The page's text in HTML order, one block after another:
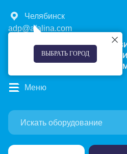
Челябинск
ВЫБРАТЬ ГОРОД
adp@afalina.com
УВАЖАЕМЫЕ КЛИЕНТЫ! В
КУРСОМ ВАЛЮТ, ЦЕНЫ МОГУТ
УТОЧНЯТЬ АКТУАЛЬНУЮ
Меню